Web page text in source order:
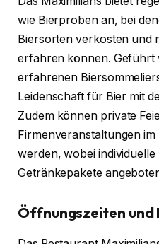
wie Bierproben an, bei
Biersorten verkosten und
erfahren können. Geführt
erfahrenen
Leidenschaft für Bier mit
Zudem können private
Firmenveranstaltungen
werden, wobei
Getränkepakete
Öffnungszeiten und